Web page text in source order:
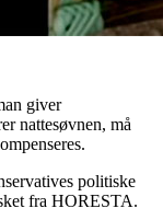
giver
nattesøvnen, må
politiske
fra HORESTA.